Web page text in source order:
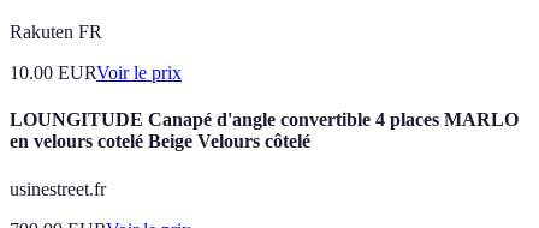
Rakuten FR
10.00 EURVoir le prix
LOUNGITUDE Canapé d'angle convertible 4 places MARLO
en velours cotelé Beige Velours côtelé
usinestreet.fr